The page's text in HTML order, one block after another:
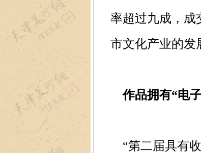
率超过九成，成
市文化产业的发
作品拥有“电
“第二届具有